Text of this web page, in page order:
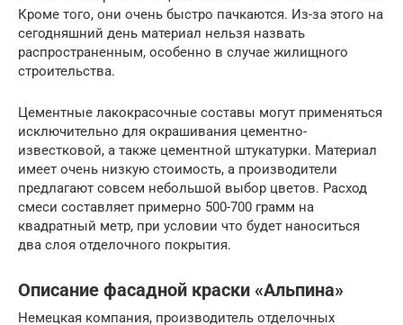
Кроме того, они очень быстро пачкаются. Из-за этого на
сегодняшний день материал нельзя назвать
распространенным, особенно в случае жилищного
строительства.
Цементные лакокрасочные составы могут применяться
исключительно для окрашивания цементно-
известковой, а также цементной штукатурки. Материал
имеет очень низкую стоимость, а производители
предлагают совсем небольшой выбор цветов. Расход
смеси составляет примерно 500-700 грамм на
квадратный метр, при условии что будет наноситься
два слоя отделочного покрытия.
Описание фасадной краски «Альпина»
Немецкая компания, производитель отделочных